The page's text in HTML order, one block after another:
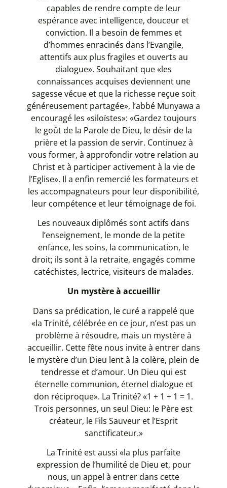
capables de rendre compte de leur
espérance avec intelligence, douceur et
conviction. Il a besoin de femmes et
d’hommes enracinés dans l’Evangile,
attentifs aux plus fragiles et ouverts au
dialogue». Souhaitant que «les
connaissances acquises deviennent une
sagesse vécue et que la richesse reçue soit
généreusement partagée», l’abbé Munyawa a
encouragé les «siloïstes»: «Gardez toujours
le goût de la Parole de Dieu, le désir de la
prière et la passion de servir. Continuez à
vous former, à approfondir votre relation au
Christ et à participer activement à la vie de
l’Eglise». Il a enfin remercié les formateurs et
les accompagnateurs pour leur disponibilité,
leur compétence et leur témoignage de foi.
Les nouveaux diplômés sont actifs dans
l’enseignement, le monde de la petite
enfance, les soins, la communication, le
droit; ils sont à la retraite, engagés comme
catéchistes, lectrice, visiteurs de malades.
Un mystère à accueillir
Dans sa prédication, le curé a rappelé que
«la Trinité, célébrée en ce jour, n’est pas un
problème à résoudre, mais un mystère à
accueillir. Cette fête nous invite à entrer dans
le mystère d’un Dieu lent à la colère, plein de
tendresse et d’amour. Un Dieu qui est
éternelle communion, éternel dialogue et
don réciproque». La Trinité? «1 + 1 + 1 = 1.
Trois personnes, un seul Dieu: le Père est
créateur, le Fils Sauveur et l’Esprit
sanctificateur.»
La Trinité est aussi «la plus parfaite
expression de l’humilité de Dieu et, pour
nous, un appel à entrer dans cette